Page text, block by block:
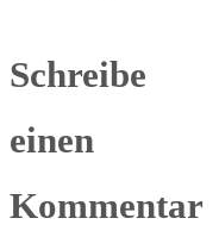
Schreibe
einen
Kommentar